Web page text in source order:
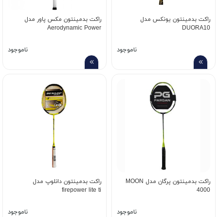
راکت بدمینتون یونکس مدل
DUORA10
ناموجود
راکت بدمینتون مکس پاور مدل
Aerodynamic Power
ناموجود
راکت بدمینتون پرگان مدل MOON
4000
ناموجود
راکت بدمینتون دانلوپ مدل
firepower lite ti
ناموجود